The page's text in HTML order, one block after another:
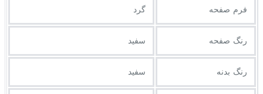
فرم صفحه گرد
رنگ صفحه سفید
رنگ بدنه سفید